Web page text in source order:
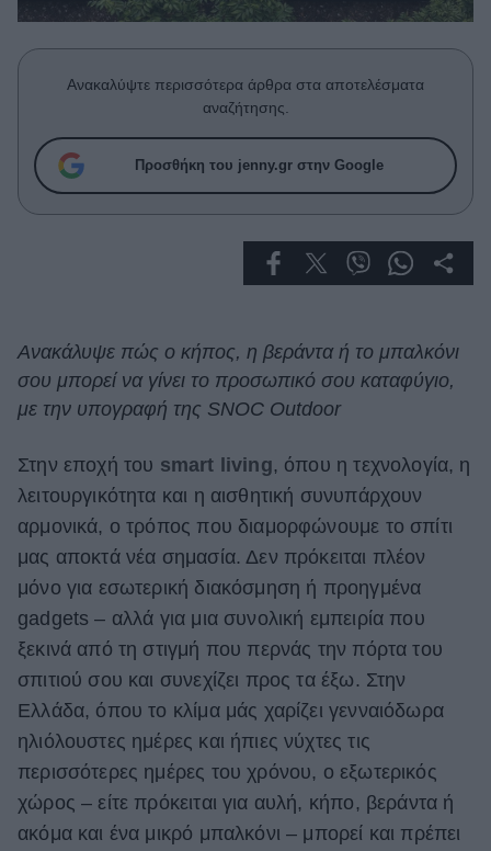
Συνεντεύξεις
Ask the Guru
Success Stories
Deco
Cooking
Green
Αφιερώματα
ΒΟΞ
Χωρίς Ταμπέλες
Women's Forum
Hautes Grecians
Ανακαλύψτε περισσότερα άρθρα στα αποτελέσματα
αναζήτησης.
Προσθήκη του jenny.gr στην Google
Ανακάλυψε πώς ο κήπος, η βεράντα ή το μπαλκόνι
σου μπορεί να γίνει το προσωπικό σου καταφύγιο,
με την υπογραφή της SNOC Outdoor
Στην εποχή του smart living, όπου η τεχνολογία, η
λειτουργικότητα και η αισθητική συνυπάρχουν
αρμονικά, ο τρόπος που διαμορφώνουμε το σπίτι
μας αποκτά νέα σημασία. Δεν πρόκειται πλέον
μόνο για εσωτερική διακόσμηση ή προηγμένα
gadgets – αλλά για μια συνολική εμπειρία που
ξεκινά από τη στιγμή που περνάς την πόρτα του
σπιτιού σου και συνεχίζει προς τα έξω. Στην
Ελλάδα, όπου το κλίμα μάς χαρίζει γενναιόδωρα
ηλιόλουστες ημέρες και ήπιες νύχτες τις
περισσότερες ημέρες του χρόνου, ο εξωτερικός
χώρος – είτε πρόκειται για αυλή, κήπο, βεράντα ή
ακόμα και ένα μικρό μπαλκόνι – μπορεί και πρέπει